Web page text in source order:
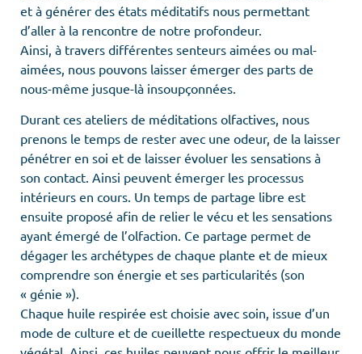
et à générer des états méditatifs nous permettant
d’aller à la rencontre de notre profondeur.
Ainsi, à travers différentes senteurs aimées ou mal-
aimées, nous pouvons laisser émerger des parts de
nous-même jusque-là insoupçonnées.
Durant ces ateliers de méditations olfactives, nous
prenons le temps de rester avec une odeur, de la laisser
pénétrer en soi et de laisser évoluer les sensations à
son contact. Ainsi peuvent émerger les processus
intérieurs en cours. Un temps de partage libre est
ensuite proposé afin de relier le vécu et les sensations
ayant émergé de l’olfaction. Ce partage permet de
dégager les archétypes de chaque plante et de mieux
comprendre son énergie et ses particularités (son
« génie »).
Chaque huile respirée est choisie avec soin, issue d’un
mode de culture et de cueillette respectueux du monde